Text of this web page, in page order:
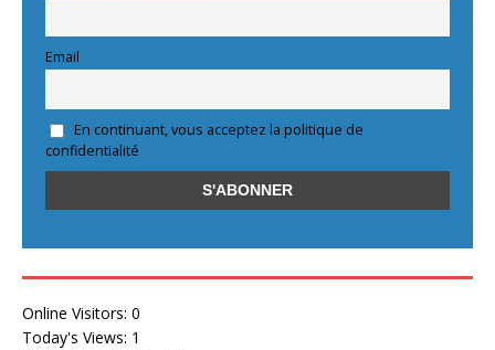
Email
En continuant, vous acceptez la politique de
confidentialité
Online Visitors: 0
Today's Views: 1